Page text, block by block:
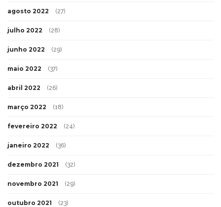
agosto 2022 (27)
julho 2022 (28)
junho 2022 (29)
maio 2022 (37)
abril 2022 (26)
março 2022 (18)
fevereiro 2022 (24)
janeiro 2022 (36)
dezembro 2021 (32)
novembro 2021 (29)
outubro 2021 (23)